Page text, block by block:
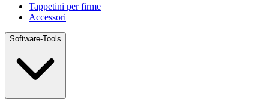
Tappetini per firme
Accessori
Software-Tools